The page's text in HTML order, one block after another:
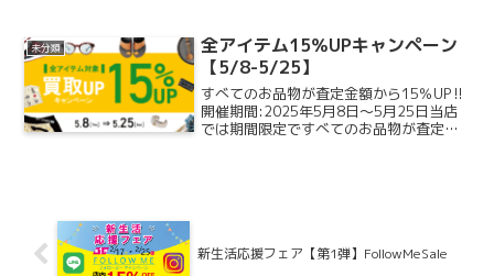
かなりお得な買取キャンペーンとなって
おります...
未分類
全アイテム15％UPキャンペーン
【5/8-5/25】
すべてのお品物が査定金額から15％UP‼
開催期間:2025年5月8日～5月25日当店
では期間限定ですべてのお品物が査定金
新生活応援フェア【第1弾】FollowMeSale